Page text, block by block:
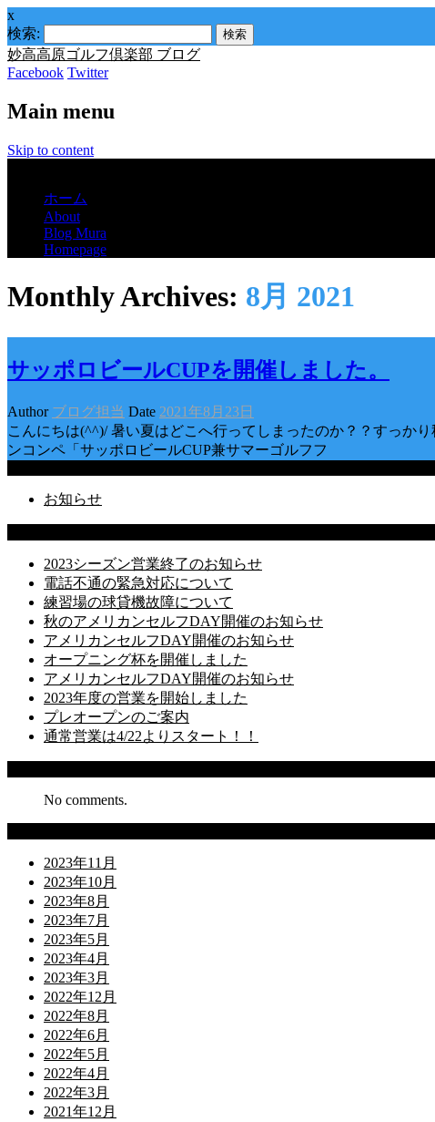
x
検索:
妙高高原ゴルフ倶楽部 ブログ
Facebook Twitter
Main menu
Skip to content
ホーム
About
Blog Mura
Homepage
Monthly Archives: 8月 2021
サッポロビールCUPを開催しました。
Author ブログ担当 Date 2021年8月23日
こんにちは(^^)/ 暑い夏はどこへ行ってしまったのか？？すっか
ンコンペ「サッポロビールCUP兼サマーゴルフフ
お知らせ
2023シーズン営業終了のお知らせ
電話不通の緊急対応について
練習場の球貸機故障について
秋のアメリカンセルフDAY開催のお知らせ
アメリカンセルフDAY開催のお知らせ
オープニング杯を開催しました
アメリカンセルフDAY開催のお知らせ
2023年度の営業を開始しました
プレオープンのご案内
通常営業は4/22よりスタート！！
No comments.
2023年11月
2023年10月
2023年8月
2023年7月
2023年5月
2023年4月
2023年3月
2022年12月
2022年8月
2022年6月
2022年5月
2022年4月
2022年3月
2021年12月